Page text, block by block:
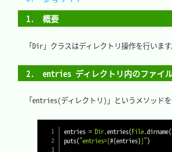
1.　概要
「Dir」クラスはディレクトリ操作を行います
2.　entries ディレクトリ内のファイ
「entries(ディレクトリ)」というメソッドを
entries = Dir.entries(File.dirname(
puts("entries=[#{entries}]")